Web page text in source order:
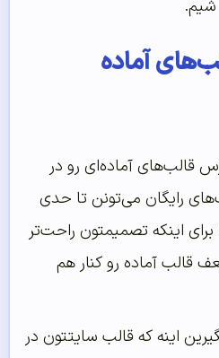
شیم.
آماده
قالب‌های آماده‌ای رو در
رایگان می‌تونن تا حدی
برای اینکه تصمیمتون راحت‌تر
قالب آماده رو کنار هم
اینه که قالب سایتتون در